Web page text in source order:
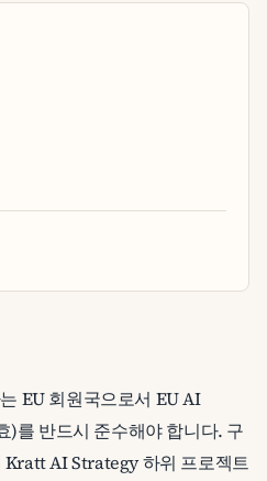
EU 회원국으로서 EU AI
)를 반드시 준수해야 합니다. 구
Kratt AI Strategy 하위 프로젝트